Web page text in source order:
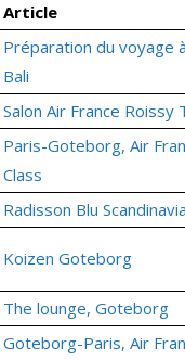
Article
Préparation du voyage
Bali
Salon Air France Roissy
Paris-Goteborg, Air
Class
Radisson Blu
Koizen Goteborg
The lounge, Goteborg
Goteborg-Paris, Air